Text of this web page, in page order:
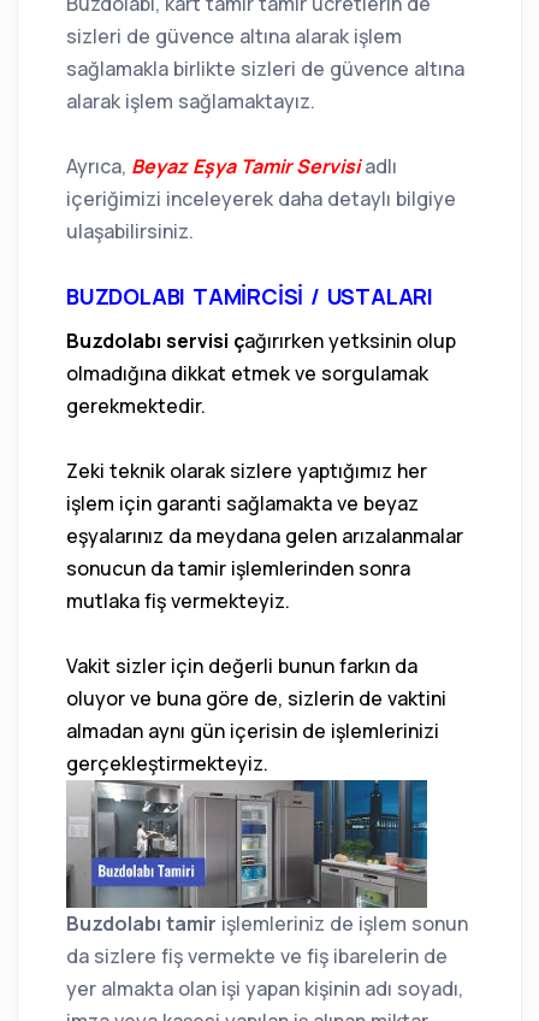
sizleri de güvence altına alarak işlem
sağlamakla birlikte sizleri de güvence altına
alarak işlem sağlamaktayız.
Ayrıca, Beyaz Eşya Tamir Servisiadlı
içeriğimizi inceleyerek daha detaylı bilgiye
ulaşabilirsiniz.
BUZDOLABI TAMİRCİSİ / USTALARI
Buzdolabı servisi çağırırken yetksinin olup
olmadığına dikkat etmek ve sorgulamak
gerekmektedir.
Zeki teknik olarak sizlere yaptığımız her
işlem için garanti sağlamakta ve beyaz
eşyalarınız da meydana gelen arızalanmalar
sonucun da tamir işlemlerinden sonra
mutlaka fiş vermekteyiz.
Vakit sizler için değerli bunun farkın da
oluyor ve buna göre de, sizlerin de vaktini
almadan aynı gün içerisin de işlemlerinizi
gerçekleştirmekteyiz.
Buzdolabı tamir işlemleriniz de işlem sonun
da sizlere fiş vermekte ve fiş ibarelerin de
yer almakta olan işi yapan kişinin adı soyadı,